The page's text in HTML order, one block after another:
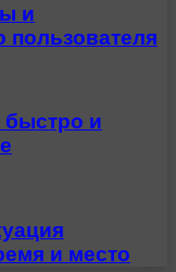
и
пользователя
быстро и
и место